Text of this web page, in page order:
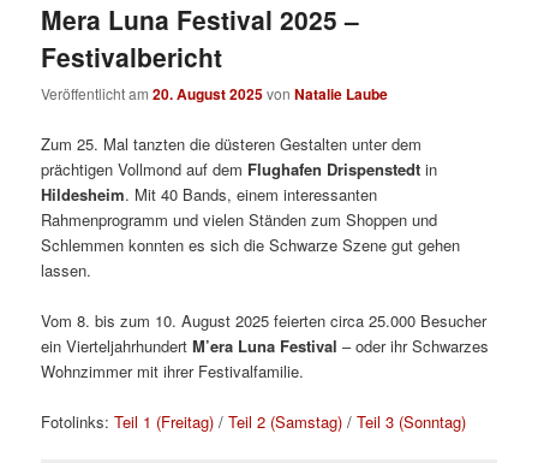
Mera Luna Festival 2025 –
Festivalbericht
Veröffentlicht am20. August 2025vonNatalie Laube
Zum 25. Mal tanzten die düsteren Gestalten unter dem
prächtigen Vollmond auf dem Flughafen Drispenstedt in
Hildesheim. Mit 40 Bands, einem interessanten
Rahmenprogramm und vielen Ständen zum Shoppen und
Schlemmen konnten es sich die Schwarze Szene gut gehen
lassen.
Vom 8. bis zum 10. August 2025 feierten circa 25.000 Besucher
ein VierteljahrhundertM’era Luna Festival – oder ihr Schwarzes
Wohnzimmer mit ihrer Festivalfamilie.
Fotolinks:Teil 1 (Freitag) /Teil 2 (Samstag) /Teil 3 (Sonntag)